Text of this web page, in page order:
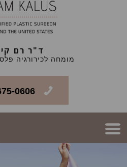
ד"ר רם
מומחה לכירורגיה
0606